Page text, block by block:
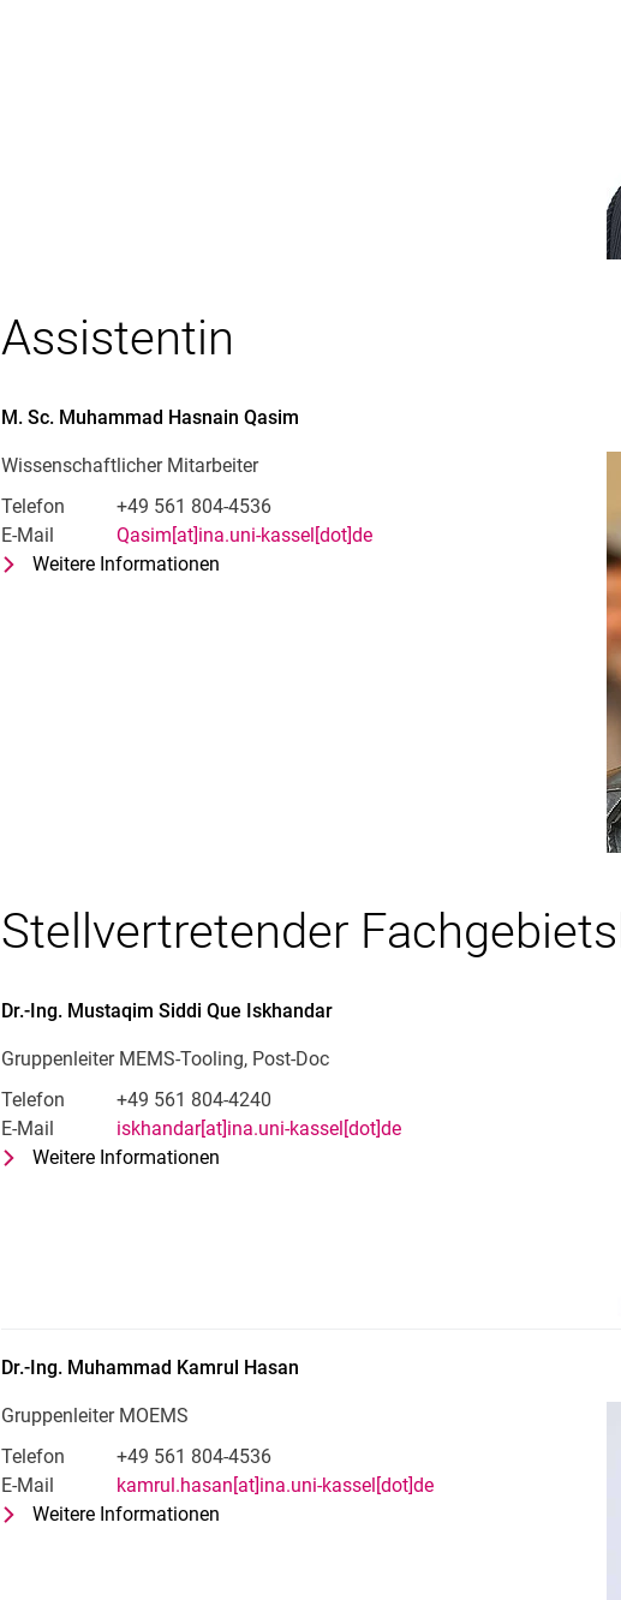
Assistentin
M. Sc. Muhammad HasnainQasim
Wissenschaftlicher Mitarbeiter
Telefon
+49 561 804-4536
E-Mail
Qasim[at]ina.uni-kassel[dot]de
Weitere Informationen
Stellvertretender
Dr.-Ing. Mustaqim Siddi Que Iskhandar
Gruppenleiter MEMS-Tooling, Post-Doc
Telefon
+49 561 804-4240
E-Mail
iskhandar[at]ina.uni-kassel[dot]de
Weitere Informationen
Dr.-Ing. Muhammad Kamrul Hasan
Gruppenleiter MOEMS
Telefon
+49 561 804-4536
E-Mail
kamrul.hasan[at]ina.uni-kassel[dot]de
Weitere Informationen